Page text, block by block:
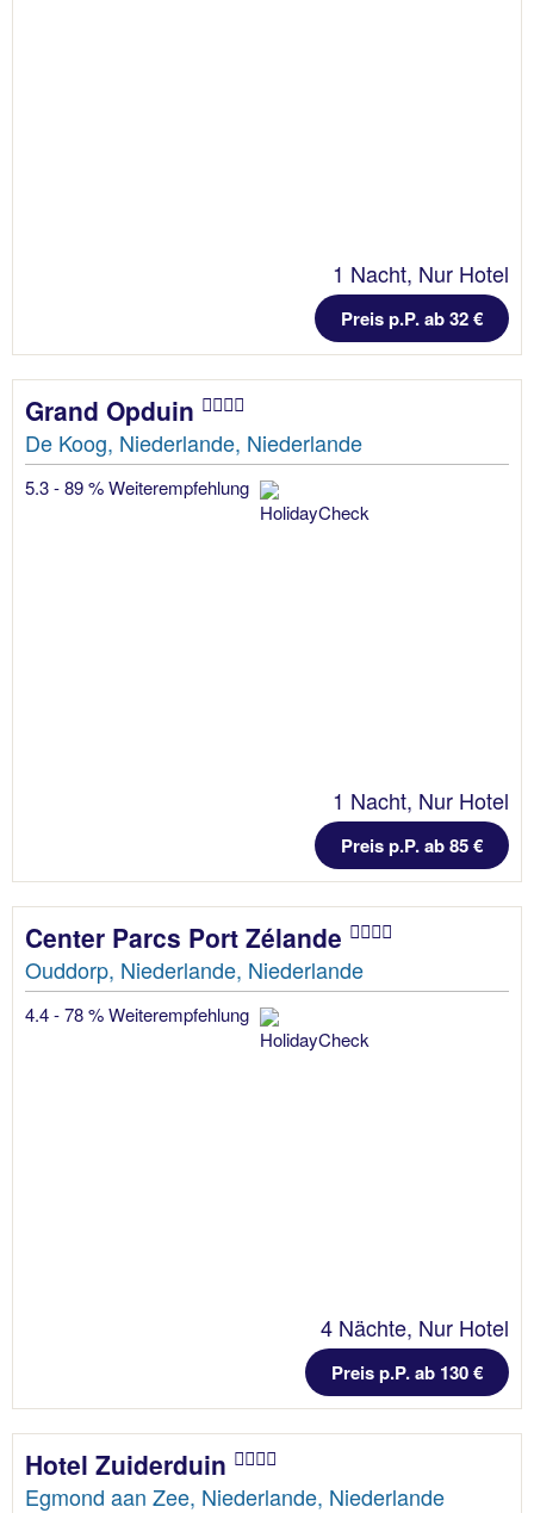
1 Nacht, Nur Hotel
Preis p.P. ab 32 €
Grand Opduin
De Koog, Niederlande, Niederlande
5.3 - 89 % Weiterempfehlung
1 Nacht, Nur Hotel
Preis p.P. ab 85 €
Center Parcs Port Zélande
Ouddorp, Niederlande, Niederlande
4.4 - 78 % Weiterempfehlung
4 Nächte, Nur Hotel
Preis p.P. ab 130 €
Hotel Zuiderduin
Egmond aan Zee, Niederlande, Niederlande